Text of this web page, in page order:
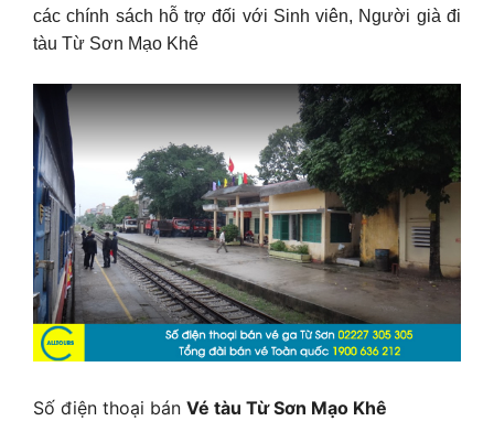
các chính sách hỗ trợ đối với Sinh viên, Người già đi
tàu Từ Sơn Mạo Khê
Số điện thoại bán Vé tàu Từ Sơn Mạo Khê